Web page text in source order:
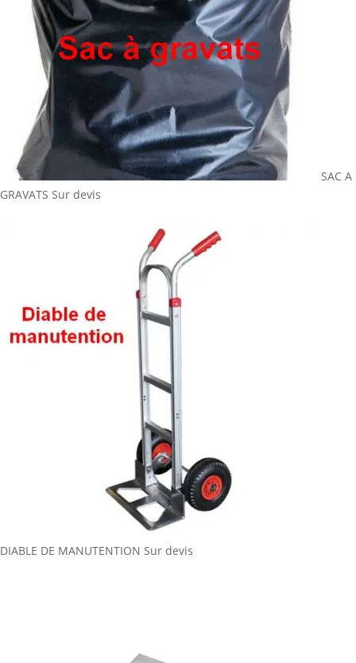
SAC A
GRAVATS Sur devis
DIABLE DE MANUTENTION Sur devis